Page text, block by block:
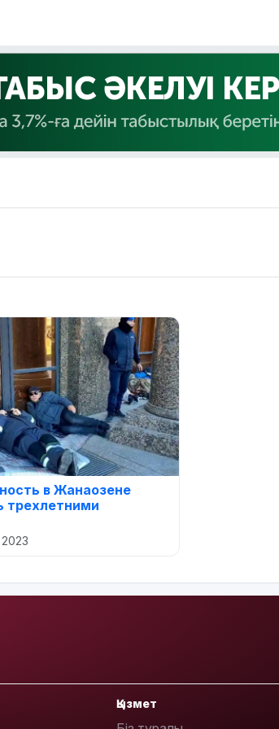
в Жанаозене
трехлетними
2023
Қызмет